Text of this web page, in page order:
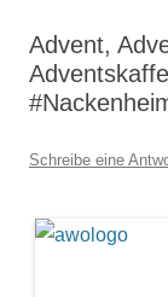
Advent,
Schreibe eine